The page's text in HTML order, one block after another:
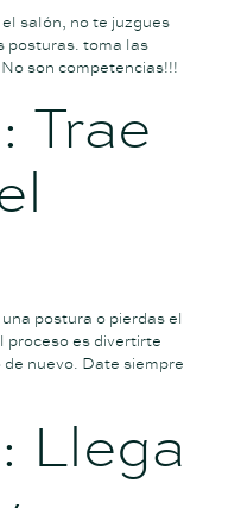
salón, no te juzgues
posturas. toma las
son competencias!!!
Trae
postura o pierdas el
proceso es divertirte
nuevo. Date siempre
Llega